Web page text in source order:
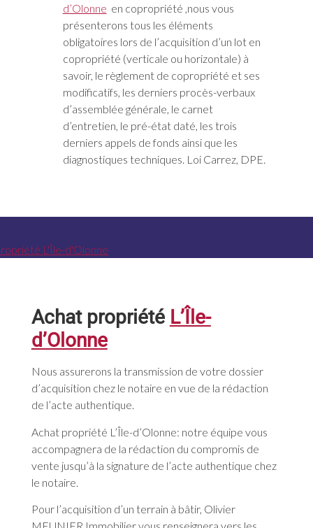
d’Olonne en copropriété ,nous vous
présenterons tous les éléments
obligatoires lors de l’acquisition d’un lot en
copropriété (verticale ou horizontale) à
savoir, le règlement de copropriété et ses
modificatifs, les derniers procès-verbaux
d’assemblée générale, le carnet
d’entretien, le pré-état daté, les trois
derniers appels de fonds ainsi que les
diagnostiques techniques. Loi Carrez, DPE.
Achat propriété L’Île-
d’Olonne
Nous assurerons la transmission de votre dossier
d’acquisition chez le notaire en vue de la rédaction
de l’acte authentique.
Achat propriété L’Île-d’Olonne: notre équipe vous
accompagnera de la rédaction du compromis de
vente jusqu’à la signature de l’acte authentique chez
le notaire.
Pour l’acquisition d’un terrain à bâtir, Olivier